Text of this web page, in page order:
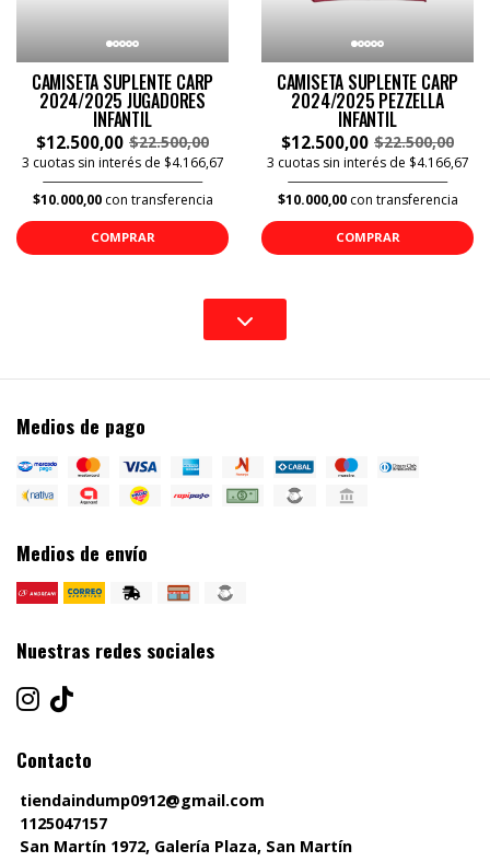
CAMISETA SUPLENTE CARP
2024/2025 JUGADORES
INFANTIL
$12.500,00 $22.500,00
3 cuotas sin interés de $4.166,67
$10.000,00con transferencia
COMPRAR
CAMISETA SUPLENTE CARP
2024/2025 PEZZELLA
INFANTIL
$12.500,00 $22.500,00
3 cuotas sin interés de $4.166,67
$10.000,00con transferencia
COMPRAR
Medios de pago
Medios de envío
Nuestras redes sociales
Contacto
tiendaindump0912@gmail.com
1125047157
San Martín 1972, Galería Plaza, San Martín